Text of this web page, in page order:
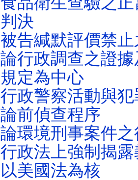
判決
被告緘默評價禁
論行政調查之證
規定為中心
行政警察活動與
論前偵查程序
論環境刑事案件
行政法上強制揭
以美國法為核